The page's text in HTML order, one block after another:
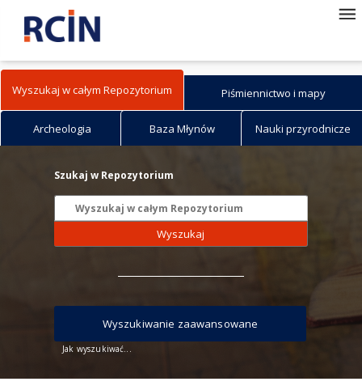
Wyszukaj w całym Repozytorium Piśmiennictwo i mapy
Archeologia Baza Młynów Nauki przyrodnicze
Szukaj w Repozytorium
Wyszukaj
Jak wyszukiwać...
Wyszukiwanie zaawansowane